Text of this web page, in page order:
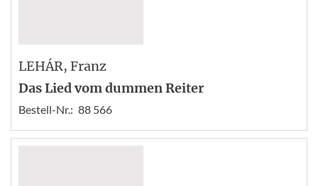
LEHÁR, Franz
Das Lied vom dummen Reiter
Bestell-Nr.: 88 566